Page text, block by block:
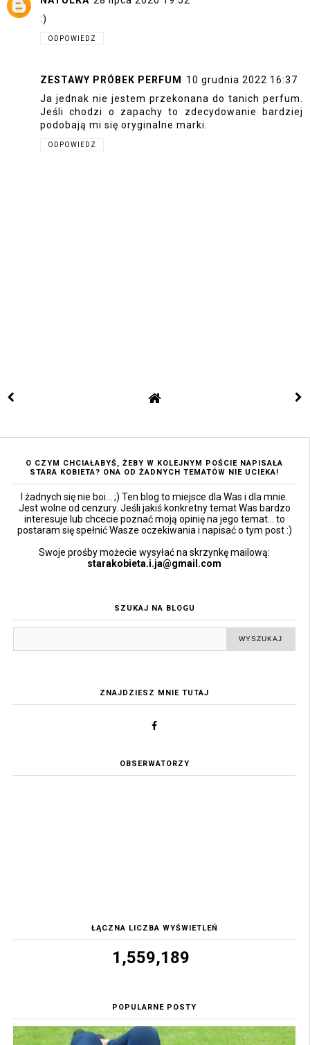
:)
ODPOWIEDZ
ZESTAWY PRÓBEK PERFUM
10 grudnia 2022 16:37
Ja jednak nie jestem przekonana do tanich perfum.
Jeśli chodzi o zapachy to zdecydowanie bardziej
podobają mi się oryginalne marki.
ODPOWIEDZ
O CZYM CHCIAŁABYŚ, ŻEBY W KOLEJNYM POŚCIE NAPISAŁA
STARA KOBIETA? ONA OD ŻADNYCH TEMATÓW NIE UCIEKA!
I żadnych się nie boi... ;) Ten blog to miejsce dla Was i dla mnie.
Jest wolne od cenzury. Jeśli jakiś konkretny temat Was bardzo
interesuje lub chcecie poznać moją opinię na jego temat... to
postaram się spełnić Wasze oczekiwania i napisać o tym post :)
Swoje prośby możecie wysyłać na skrzynkę mailową:
starakobieta.i.ja@gmail.com
SZUKAJ NA BLOGU
ZNAJDZIESZ MNIE TUTAJ
OBSERWATORZY
ŁĄCZNA LICZBA WYŚWIETLEŃ
1,559,189
POPULARNE POSTY